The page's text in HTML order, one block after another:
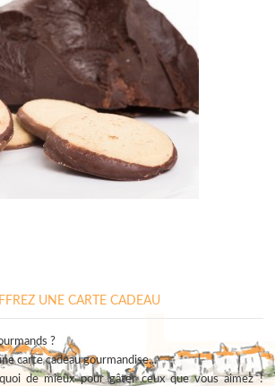
UNE CARTE CADEAU
?
carte cadeau gourmandise...
de mieux pour gâter ceux que vous aimez !